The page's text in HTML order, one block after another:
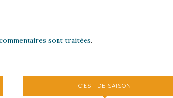
sont traitées.
C’EST DE SAISON